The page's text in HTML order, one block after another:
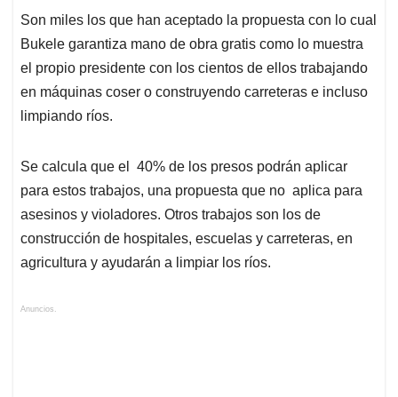
Son miles los que han aceptado la propuesta con lo cual
Bukele garantiza mano de obra gratis como lo muestra
el propio presidente con los cientos de ellos trabajando
en máquinas coser o construyendo carreteras e incluso
limpiando ríos.
Se calcula que el 40% de los presos podrán aplicar
para estos trabajos, una propuesta que no aplica para
asesinos y violadores. Otros trabajos son los de
construcción de hospitales, escuelas y carreteras, en
agricultura y ayudarán a limpiar los ríos.
Anuncios.